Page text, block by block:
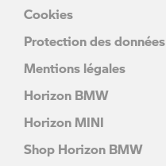
Cookies
Protection des données
Mentions légales
Horizon BMW
Horizon MINI
Shop Horizon BMW